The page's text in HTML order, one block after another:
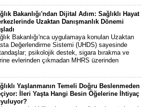
Bakanlığı'ndan Dijital Adım: Sağlıklı Hayat
Uzaktan Danışmanlık Dönemi
Bakanlığı'nca uygulamaya konulan Uzaktan
Değerlendirme Sistemi (UHDS) sayesinde
psikolojik destek, sigara bırakma ve
evlerinden çıkmadan MHRS üzerinden
Yaşlanmanın Temeli Doğru Beslenmeden
İleri Yaşta Hangi Besin Öğelerine İhtiyaç